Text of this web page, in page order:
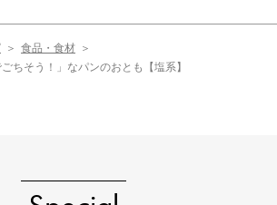
食品・食材
ちそう！」なパンのおとも【塩系】